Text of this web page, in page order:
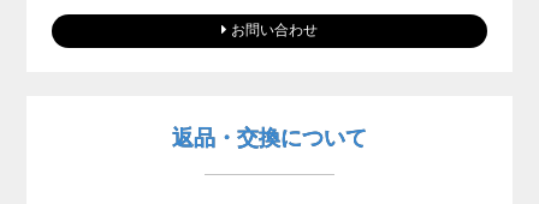
お問い合わせ
返品・交換について